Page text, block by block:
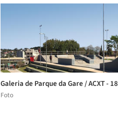
Galeria de Parque da Gare / ACXT - 18
Foto